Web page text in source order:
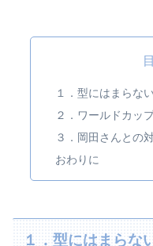
１．型にはまらない
２．ワールドカッ
３．岡田さんとの
おわりに
１．型にはまらな